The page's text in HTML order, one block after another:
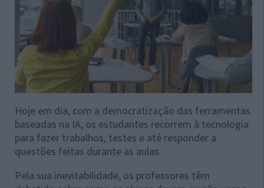
Hoje em dia, com a democratização das ferramentas
baseadas na IA, os estudantes recorrem à tecnologia
para fazer trabalhos, testes e até responder a
questões feitas durante as aulas.
Pela sua inevitabilidade, os professores têm